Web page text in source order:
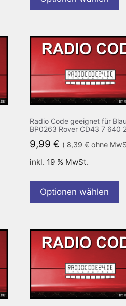
Radio Code geeignet für
BP0263 Rover CD43 7 640
9,99 € ( 8,39 €ohne
inkl. 19 % MwSt.
Optionen wählen